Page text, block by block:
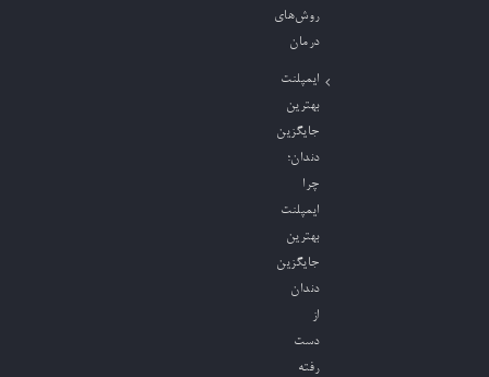
روش‌های
درمان
ایمپلنت
بهترین
جایگزین
دندان؛
چرا
ایمپلنت
بهترین
جایگزین
دندان
از
دست
رفته